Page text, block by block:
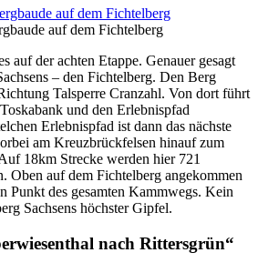
auf dem Fichtelberg
auf der achten Etappe. Genauer gesagt
– den Fichtelberg. Den Berg
Talsperre Cranzahl. Von dort führt
und den Erlebnispfad
Erlebnispfad ist dann das nächste
am Kreuzbrückfelsen hinauf zum
18km Strecke werden hier 721
Oben auf dem Fichtelberg angekommen
Punkt des gesamten Kammwegs. Kein
Sachsens höchster Gipfel.
nach Rittersgrün“